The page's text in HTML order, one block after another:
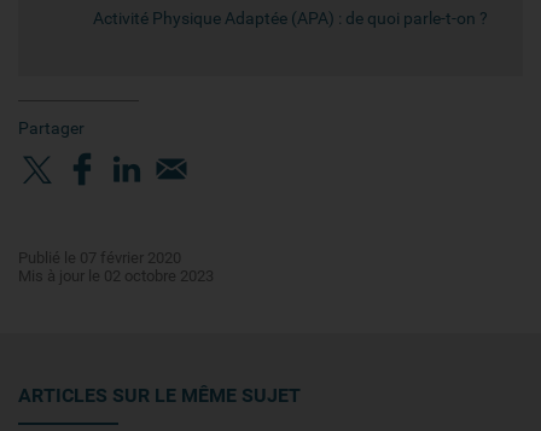
Activité Physique Adaptée (APA) : de quoi parle-t-on ?
Partager
Publié le 07 février 2020
Mis à jour le 02 octobre 2023
ARTICLES SUR LE MÊME SUJET